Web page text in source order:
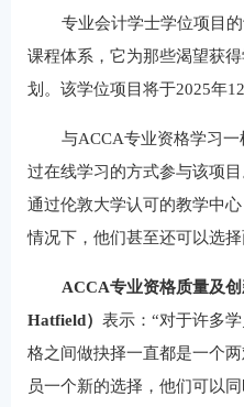
专业会计学士学位项目
课程体系，它为那些渴望获
划。该学位项目将于2025年
与ACCA专业资格学习
过在线学习的方式参与该项
通过伦敦大学认可的教学中
情况下，他们甚至还可以选择
ACCA专业资格质量及
Hatfield） 表示：“对于许多
格之间做抉择一直都是一个
员一个新的选择，他们可以